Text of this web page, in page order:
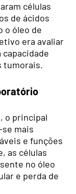
células
de ácidos
o óleo de
era avaliar
tumorais.
o principal
mais
e funções
as células
no óleo
e perda de